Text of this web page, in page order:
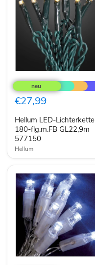
LED-
Lichterkette
180-
flg.m.FB
577150
€27,99
Hellum LED-Lichterkette
180-flg.m.FB GL22,9m
577150
Hellum